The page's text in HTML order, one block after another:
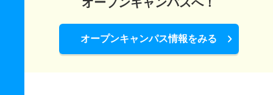
オープンキャンパス情報をみる